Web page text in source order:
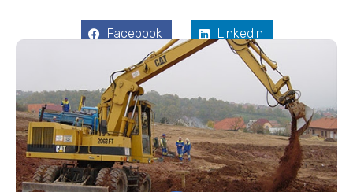
Facebook LinkedIn